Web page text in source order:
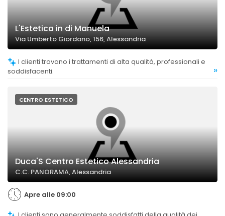
L'Estetica in di Manuela
Via Umberto Giordano, 156, Alessandria
soddisfacenti.
»
CENTRO ESTETICO
Duca'S Centro Estetico Alessandria
C.C. PANORAMA, Alessandria
Apre alle 09:00